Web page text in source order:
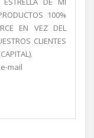
100%
EN VEZ DEL
CLIENTES
e-mail